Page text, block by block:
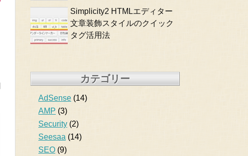
Simplicity2 HTMLエディター
文章装飾スタイルのクイック
タグ活用法
カテゴリー
AdSense (14)
AMP (3)
Security (2)
Seesaa (14)
SEO (9)